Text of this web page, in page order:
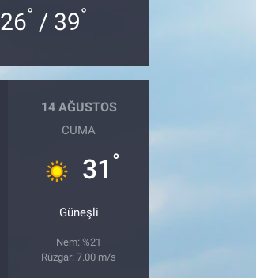
26° / 39°
14 AĞUSTOS
CUMA
31 °
Güneşli
Nem: %21
Rüzgar: 7.00 m/s